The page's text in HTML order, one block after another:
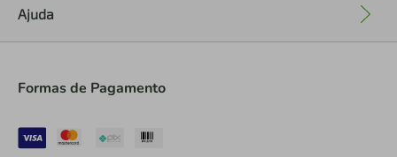
Ajuda
Formas de Pagamento